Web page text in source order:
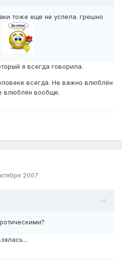
тоже еще не успела. грешно
я всегда говорила.
всегда. Не важно влюблён
влюблён вообще.
2007